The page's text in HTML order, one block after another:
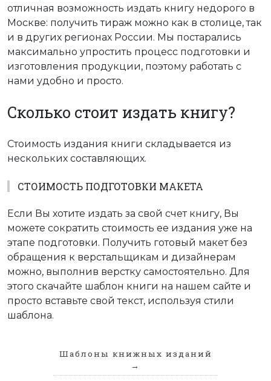
отличная возможность издать книгу недорого в
Москве: получить тираж можно как в столице, так
и в других регионах России. Мы постарались
максимально упростить процесс подготовки и
изготовления продукции, поэтому работать с
нами удобно и просто.
Cколько стоит издать книгу?
Стоимость издания книги складывается из
нескольких составляющих.
СТОИМОСТЬ ПОДГОТОВКИ МАКЕТА
Если Вы хотите издать за свой счет книгу, Вы
можете сократить стоимость ее издания уже на
этапе подготовки. Получить готовый макет без
обращения к верстальщикам и дизайнерам
можно, выполнив верстку самостоятельно. Для
этого скачайте шаблон книги на нашем сайте и
просто вставьте свой текст, используя стили
шаблона.
Шаблоны книжных изданий
→